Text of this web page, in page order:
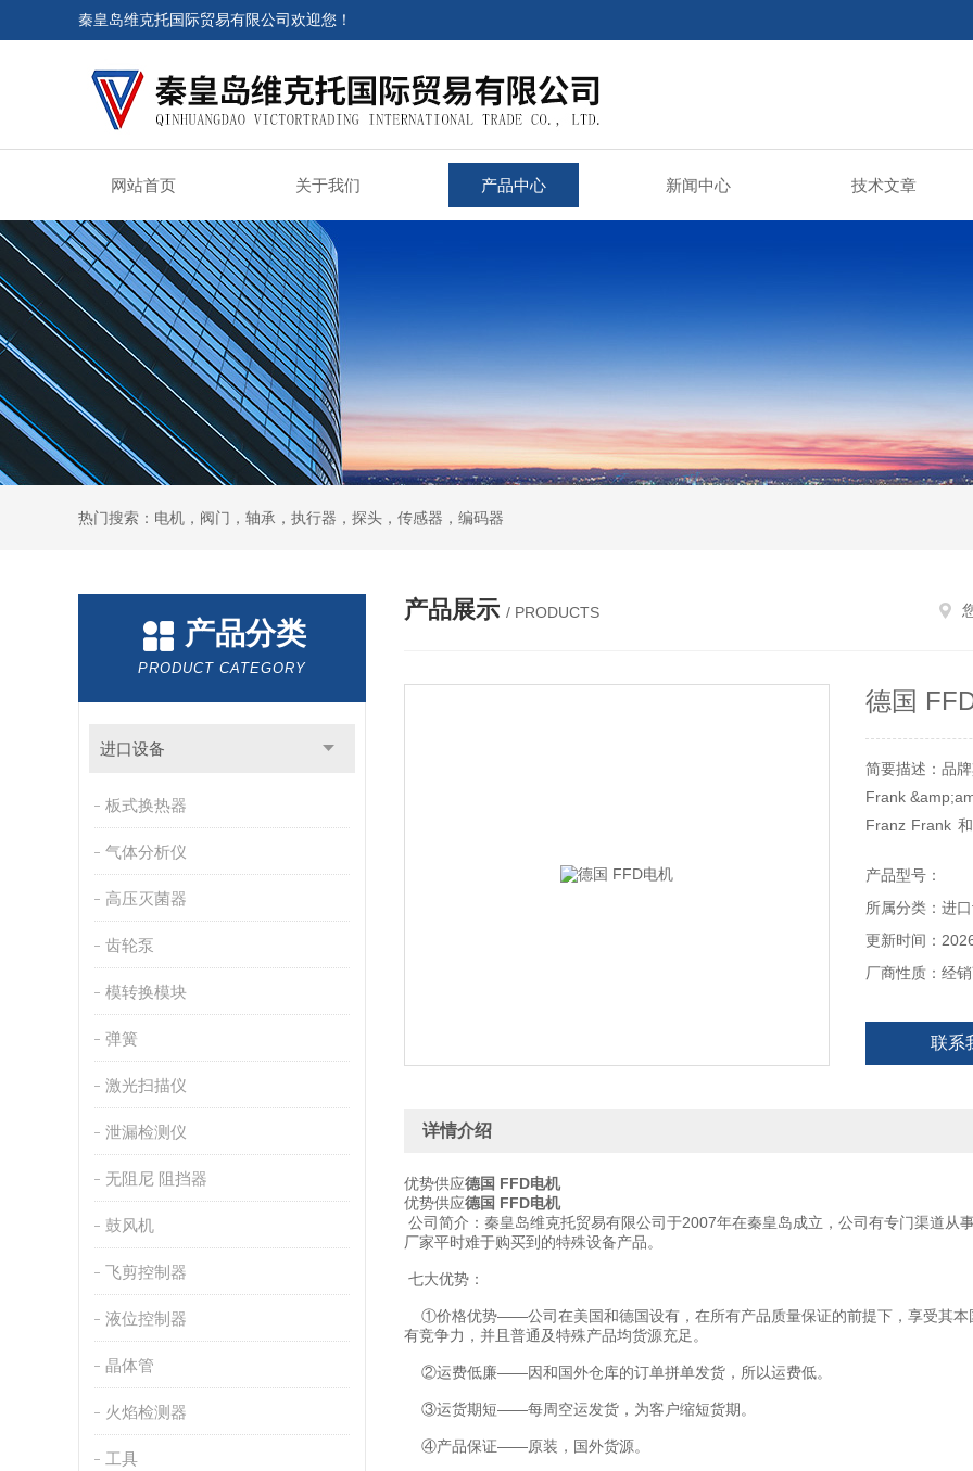
秦皇岛维克托国际贸易有限公司欢迎您！
网站首页 关于我们 产品中心 新闻中心 技术文章
热门搜索：电机，阀门，轴承，执行器，探头，传感器，编码器
产品分类
PRODUCT CATEGORY
进口设备
板式换热器
气体分析仪
高压灭菌器
齿轮泵
模转换模块
弹簧
激光扫描仪
泄漏检测仪
无阻尼 阻挡器
鼓风机
飞剪控制器
液位控制器
晶体管
火焰检测器
工具
产品展示 / PRODUCTS
德国
简要描述：品
Frank
Franz Frank
战争中遭到破
不断增长，他
产品型号：
所属分类：进
更新时间：
厂商性质：经
联系
详情介绍
优势供应德国 FFD电机
优势供应德国 FFD电机
公司简介：秦皇岛维克托贸易有限公司于2007年在秦皇岛成立，公司有专门渠道从
厂家平时难于购买到的特殊设备产品。
七大优势：
①价格优势——公司在美国和德国设有，在所有产品质量保证的前提下，享受其本
有竞争力，并且普通及特殊产品均货源充足。
②运费低廉——因和国外仓库的订单拼单发货，所以运费低。
③运货期短——每周空运发货，为客户缩短货期。
④产品保证——原装，国外货源。